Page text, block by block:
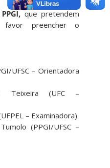
que pretendem
favor preencher o
UFSC – Orientadora
Teixeira (UFC –
– Examinadora)
(PPGI/UFSC –